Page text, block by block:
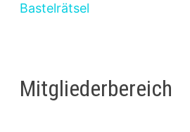
Bastelrätsel
Mitgliederbereich